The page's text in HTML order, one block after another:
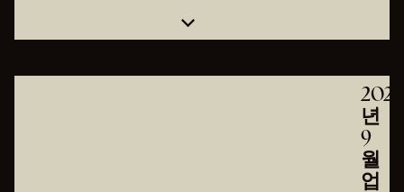
2025
년
9
월
업